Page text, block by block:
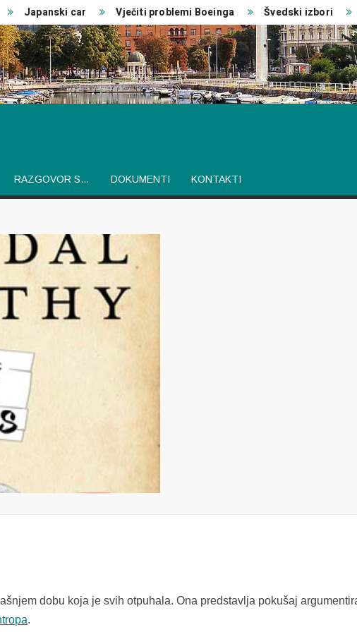
Japanski car Vječiti problemi Boeinga Švedski izbori
RAZGOVOR S… DOKUMENTI KONTAKTI
dobu koja je svih otpuhala. Ona predstavlja pokušaj
.